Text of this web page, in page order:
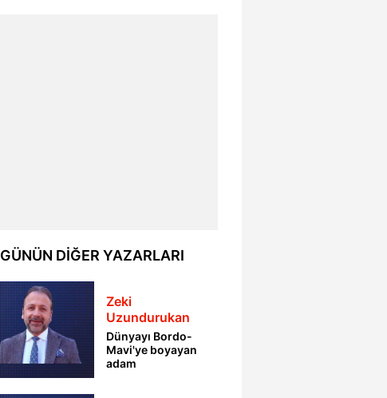
GÜNÜN DİĞER YAZARLARI
Zeki
Uzundurukan
Dünyayı Bordo-
Mavi'ye boyayan
adam